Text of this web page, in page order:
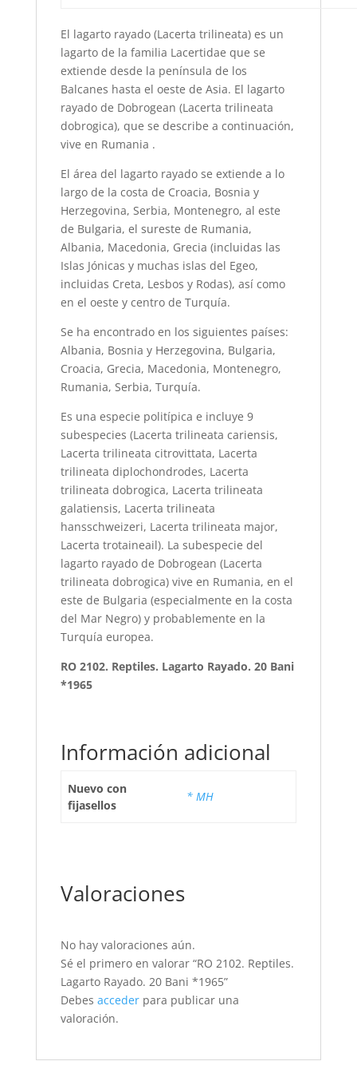
El lagarto rayado (Lacerta trilineata) es un
lagarto de la familia Lacertidae que se
extiende desde la península de los
Balcanes hasta el oeste de Asia. El lagarto
rayado de Dobrogean (Lacerta trilineata
dobrogica), que se describe a continuación,
vive en Rumania .
El área del lagarto rayado se extiende a lo
largo de la costa de Croacia, Bosnia y
Herzegovina, Serbia, Montenegro, al este
de Bulgaria, el sureste de Rumania,
Albania, Macedonia, Grecia (incluidas las
Islas Jónicas y muchas islas del Egeo,
incluidas Creta, Lesbos y Rodas), así como
en el oeste y centro de Turquía.
Se ha encontrado en los siguientes países:
Albania, Bosnia y Herzegovina, Bulgaria,
Croacia, Grecia, Macedonia, Montenegro,
Rumania, Serbia, Turquía.
Es una especie politípica e incluye 9
subespecies (Lacerta trilineata cariensis,
Lacerta trilineata citrovittata, Lacerta
trilineata diplochondrodes, Lacerta
trilineata dobrogica, Lacerta trilineata
galatiensis, Lacerta trilineata
hansschweizeri, Lacerta trilineata major,
Lacerta trotaineail). La subespecie del
lagarto rayado de Dobrogean (Lacerta
trilineata dobrogica) vive en Rumania, en el
este de Bulgaria (especialmente en la costa
del Mar Negro) y probablemente en la
Turquía europea.
RO 2102. Reptiles. Lagarto Rayado. 20 Bani
*1965
Información adicional
Nuevo con
fijasellos
* MH
Valoraciones
No hay valoraciones aún.
Sé el primero en valorar “RO 2102. Reptiles.
Lagarto Rayado. 20 Bani *1965”
Debes accederpara publicar una
valoración.